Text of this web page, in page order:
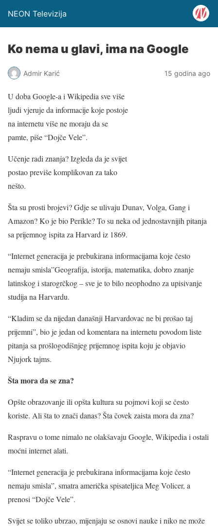
NEON Televizija
Ko nema u glavi, ima na Google
Admir Karić 15 godina ago
U doba Google-a i Wikipedia sve više
ljudi vjeruje da informacije koje postoje
na internetu više ne moraju da se
pamte, piše “Dojče Vele”.
Učenje radi znanja? Izgleda da je svijet
postao previše komplikovan za tako
nešto.
Šta su prosti brojevi? Gdje se ulivaju Dunav, Volga, Gang i
Amazon? Ko je bio Perikle? To su neka od jednostavnijih pitanja
sa prijemnog ispita za Harvard iz 1869.
“Internet generacija je prebukirana informacijama koje često
nemaju smisla”Geografija, istorija, matematika, dobro znanje
latinskog i starogrčkog – sve je to bilo neophodno za upisivanje
studija na Harvardu.
“Kladim se da nijedan današnji Harvardovac ne bi prošao taj
prijemni”, bio je jedan od komentara na internetu povodom liste
pitanja sa prošlogodišnjeg prijemnog ispita koju je objavio
Njujork tajms.
Šta mora da se zna?
Opšte obrazovanje ili opšta kultura su pojmovi koji se često
koriste. Ali šta to znači danas? Šta čovek zaista mora da zna?
Raspravu o tome nimalo ne olakšavaju Google, Wikipedia i ostali
moćni internet alati.
“Internet generacija je prebukirana informacijama koje često
nemaju smisla”, smatra američka spisateljica Meg Volicer, a
prenosi “Dojče Vele”.
Svijet se toliko ubrzao, mijenjaju se osnovi nauke i niko ne može